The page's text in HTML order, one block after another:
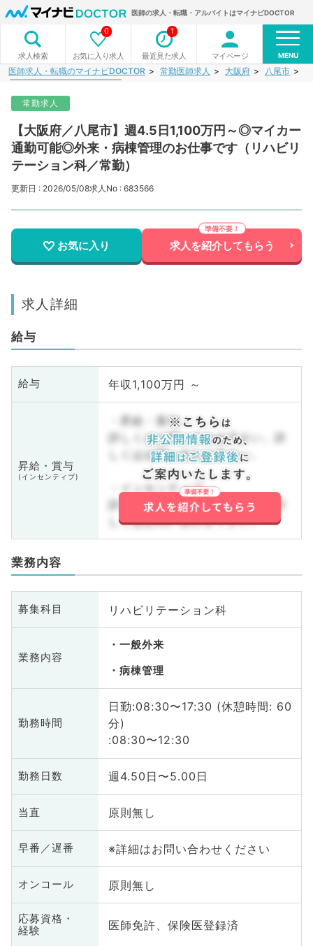
医師の求人・転職・アルバイトはマイナビDOCTOR
求人検索 お気に入り求人
0
最近見た求人
1
マイページ MENU
医師求人・転職のマイナビDOCTOR 常勤医師求人 大阪府 八尾市
常勤求人
【大阪府／八尾市】週4.5日1,100万円～◎マイカー
通勤可能◎外来・病棟管理のお仕事です（リハビリ
テーション科／常勤）
更新日 : 2026/05/08求人No : 683566
お気に入り 求人を紹介してもらう
求人詳細
給与
給与 年収1,100万円 ～
昇給・賞与
(インセンティブ)
・昇給・賞与
詳しくはお問い合わせ下さい。詳
しくはお問い合わせ下さい。
・インセンティブ
詳しくはお問い合わせ下さい。詳
しくはお問い合わせ下さい。
業務内容
募集科目 リハビリテーション科
業務内容
一般外来
病棟管理
勤務時間
日勤:08:30〜17:30 (休憩時間: 60
分)
:08:30〜12:30
勤務日数 週4.50日〜5.00日
当直 原則無し
早番／遅番 ※詳細はお問い合わせください
オンコール 原則無し
応募資格・
経験
医師免許、保険医登録済